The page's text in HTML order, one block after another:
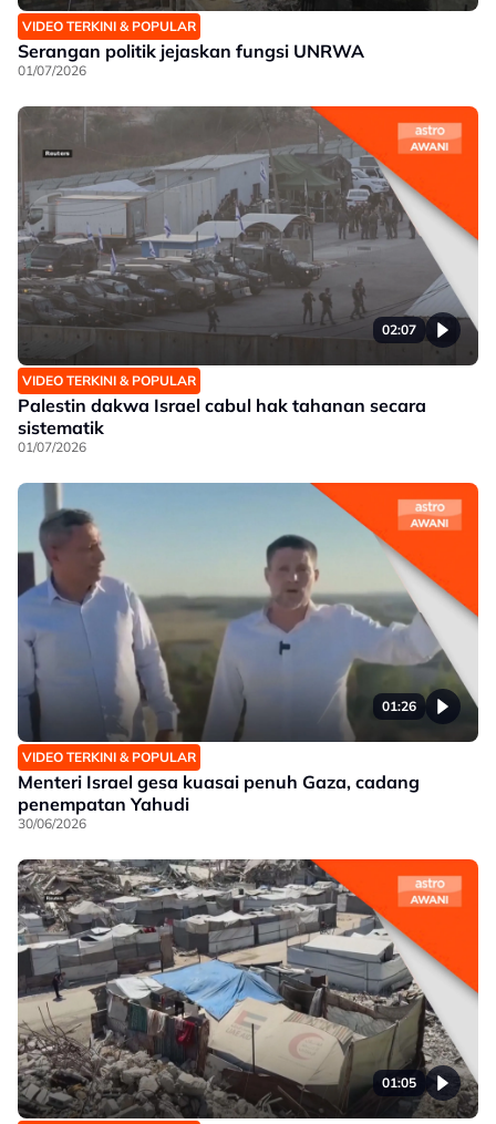
VIDEO TERKINI & POPULAR
Serangan politik jejaskan fungsi UNRWA
01/07/2026
02:07
VIDEO TERKINI & POPULAR
Palestin dakwa Israel cabul hak tahanan secara
sistematik
01/07/2026
01:26
VIDEO TERKINI & POPULAR
Menteri Israel gesa kuasai penuh Gaza, cadang
penempatan Yahudi
30/06/2026
01:05